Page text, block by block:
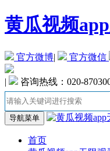
黄瓜视频
官方微博| 官方微信
| 咨询热线：020-
导航菜单
首页